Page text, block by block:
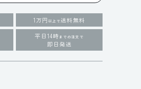
1万円 以上で送料無料
平日14時 までの注文で
即日発送